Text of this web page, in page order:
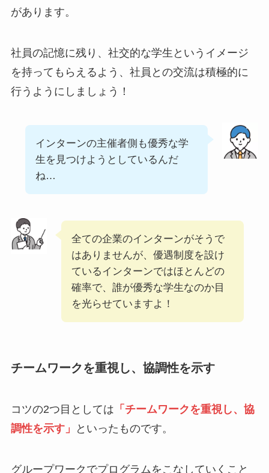
があります。
社員の記憶に残り、社交的な学生というイメージ
を持ってもらえるよう、社員との交流は積極的に
行うようにしましょう！
インターンの主催者側も優秀な学
生を見つけようとしているんだ
ね…
全ての企業のインターンがそうで
はありませんが、優遇制度を設け
ているインターンではほとんどの
確率で、誰が優秀な学生なのか目
を光らせていますよ！
チームワークを重視し、協調性を示す
コツの2つ目としては 「チームワークを重視し、協
調性を示す」
といったものです。
グループワークでプログラムをこなしていくこと